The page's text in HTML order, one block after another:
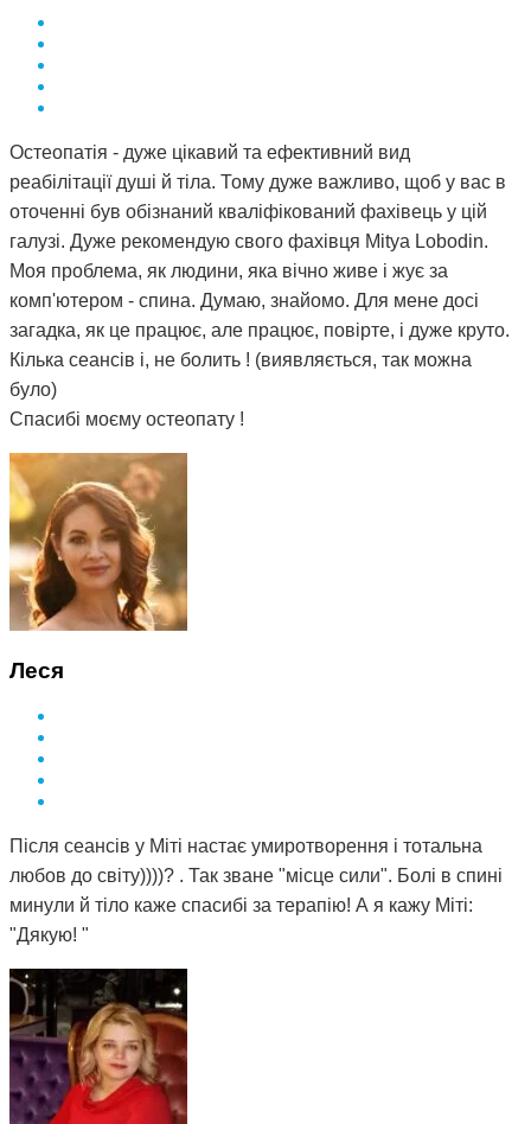
Остеопатія - дуже цікавий та ефективний вид
реабілітації душі й тіла. Тому дуже важливо, щоб у вас в
оточенні був обізнаний кваліфікований фахівець у цій
галузі. Дуже рекомендую свого фахівця Mitya Lobodin.
Моя проблема, як людини, яка вічно живе і жує за
комп'ютером - спина. Думаю, знайомо. Для мене досі
загадка, як це працює, але працює, повірте, і дуже круто.
Кілька сеансів і, не болить ! (виявляється, так можна
було)
Спасибі моєму остеопату !
Леся
Після сеансів у Міті настає умиротворення і тотальна
любов до світу))))? . Так зване "місце сили". Болі в спині
минули й тіло каже спасибі за терапію! А я кажу Міті:
"Дякую! "